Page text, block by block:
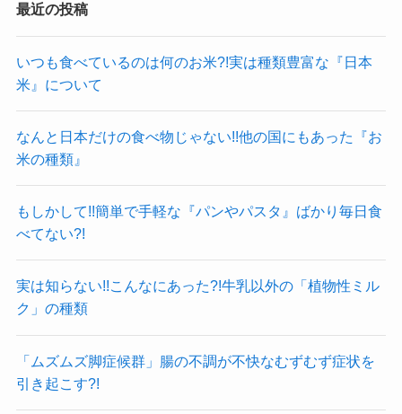
最近の投稿
いつも食べているのは何のお米?!実は種類豊富な『日本
米』について
なんと日本だけの食べ物じゃない!!他の国にもあった『お
米の種類』
もしかして!!簡単で手軽な『パンやパスタ』ばかり毎日食
べてない?!
実は知らない!!こんなにあった?!牛乳以外の「植物性ミル
ク」の種類
「ムズムズ脚症候群」腸の不調が不快なむずむず症状を
引き起こす?!